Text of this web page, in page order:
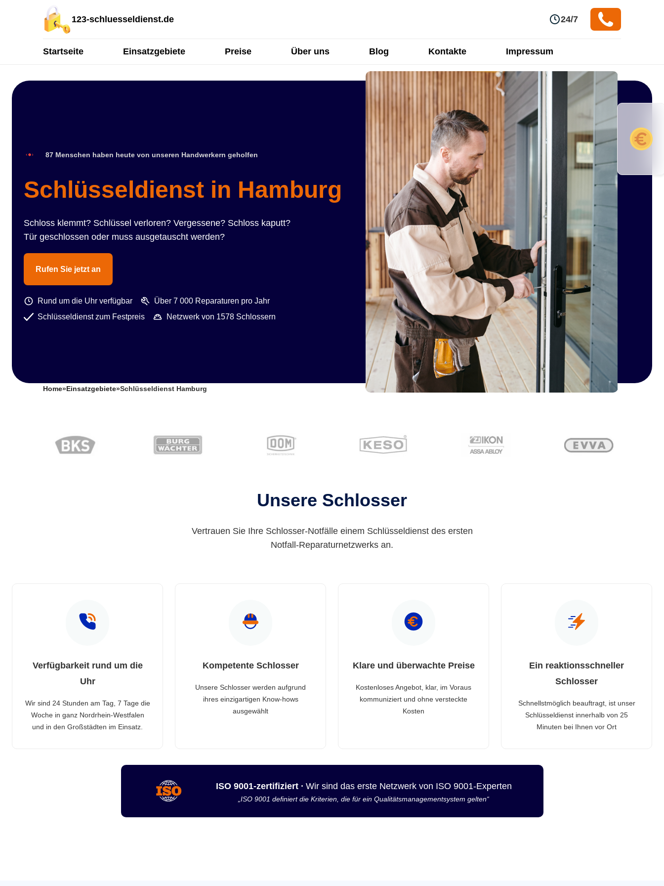
123-schluesseldienst.de 24/7
Startseite Einsatzgebiete Preise Über uns Blog Kontakte Impressum
87 Menschen haben heute von unseren Handwerkern geholfen
Schlüsseldienst in Hamburg
Schloss klemmt? Schlüssel verloren? Vergessene? Schloss kaputt?
Tür geschlossen oder muss ausgetauscht werden?
Rufen Sie jetzt an
Rund um die Uhr verfügbar
Über 7 000 Reparaturen pro Jahr
Schlüsseldienst zum Festpreis
Netzwerk von 1578 Schlossern
Home» Einsatzgebiete»Schlüsseldienst Hamburg
Unsere Schlosser
Vertrauen Sie Ihre Schlosser-Notfälle einem Schlüsseldienst des ersten
Notfall-Reparaturnetzwerks an.
Verfügbarkeit rund um die
Uhr
Wir sind 24 Stunden am Tag, 7 Tage die
Woche in ganz Nordrhein-Westfalen
und in den Großstädten im Einsatz.
Kompetente Schlosser
Unsere Schlosser werden aufgrund
ihres einzigartigen Know-hows
ausgewählt
Klare und überwachte Preise
Kostenloses Angebot, klar, im Voraus
kommuniziert und ohne versteckte
Kosten
Ein reaktionsschneller
Schlosser
Schnellstmöglich beauftragt, ist unser
Schlüsseldienst innerhalb von 25
Minuten bei Ihnen vor Ort
ISO 9001-zertifiziert · Wir sind das erste Netzwerk von ISO 9001-Experten
„ISO 9001 definiert die Kriterien, die für ein Qualitätsmanagementsystem gelten“